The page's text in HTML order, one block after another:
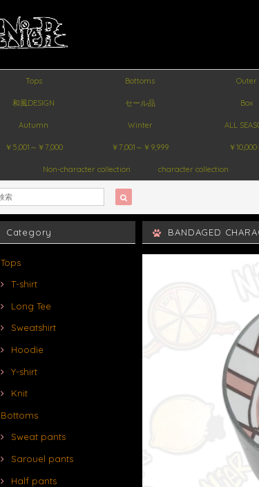
Tops Bottoms Outer
和風DESIGN セール品 Box
Autumn Winter ALL
￥5,001～￥7,000 ￥7,001～￥9,999 ￥10,000
Non-character collection character collection
Category
Tops
T-shirt
Long Tee
Sweatshirt
Hoodie
Y-shirt
Knit
Bottoms
Sweat pants
Sarouel pants
Half pants
BANDAGED